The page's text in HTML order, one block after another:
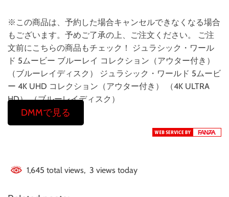
※この商品は、予約した場合キャンセルできなくなる場合
もございます。予めご了承の上、ご注文ください。 ご注
文前にこちらの商品もチェック！ ジュラシック・ワール
ド 5ムービー ブルーレイ コレクション（アウター付き）
（ブルーレイディスク） ジュラシック・ワールド 5ムービ
ー 4K UHD コレクション（アウター付き） （4K ULTRA
HD） （ブルーレイディスク）
DMMで見る
1,645 total views, 3 views today